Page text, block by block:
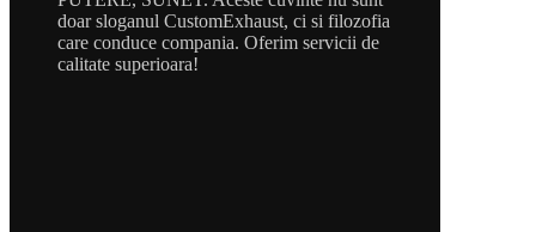
doar sloganul CustomExhaust, ci si filozofia
care conduce compania. Oferim servicii de
calitate superioara!